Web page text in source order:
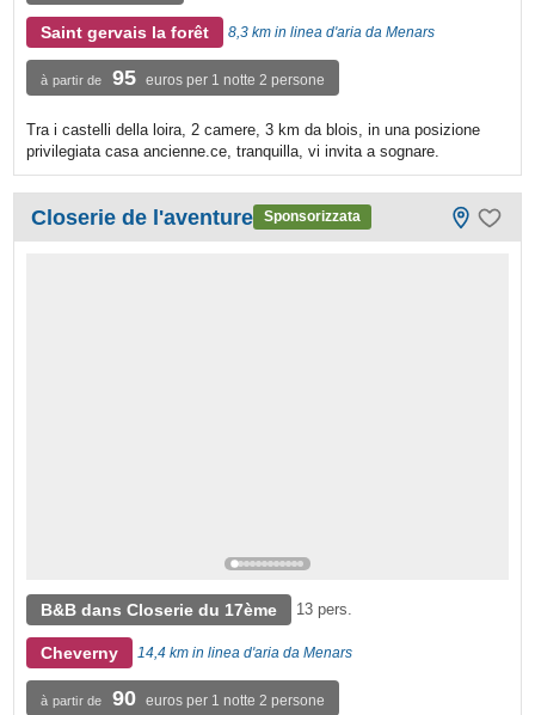
Saint gervais la forêt 8,3 km in linea d'aria da Menars
à partir de 95 euros per 1 notte 2 persone
Tra i castelli della loira, 2 camere, 3 km da blois, in una posizione
privilegiata casa ancienne.ce, tranquilla, vi invita a sognare.
Closerie de l'aventure Sponsorizzata
B&B dans Closerie du 17ème 13 pers.
Cheverny 14,4 km in linea d'aria da Menars
à partir de 90 euros per 1 notte 2 persone